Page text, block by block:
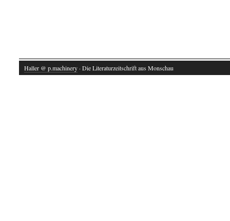
Haller @ p.machinery · Die Literaturzeitschrift aus Monschau